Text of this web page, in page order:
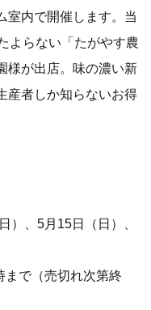
室内で開催します。当
よらない「たがやす農
様が出店。味の濃い新
産者しか知らないお得
）、5月15日（日）、
まで（売切れ次第終